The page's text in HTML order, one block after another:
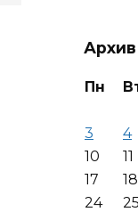
Пн
3
4
10
11
17
18
24
25